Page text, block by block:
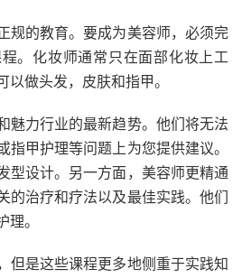
规的教育。要成为美容师，必须完
。化妆师通常只在面部化妆上工
做头发，皮肤和指甲。
魅力行业的最新趋势。他们将无法
指甲护理等问题上为您提供建议。
型设计。另一方面，美容师更精通
的治疗和疗法以及最佳实践。他们
。
但是这些课程更多地侧重于实践知